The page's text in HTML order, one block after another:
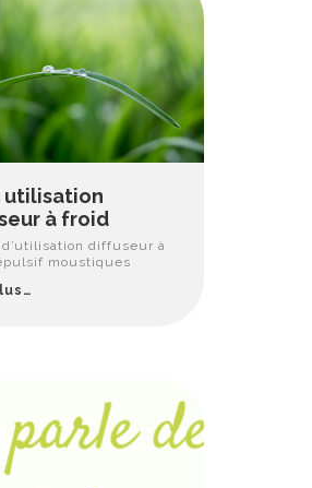
utilisation
à froid
diffuseur à
moustiques